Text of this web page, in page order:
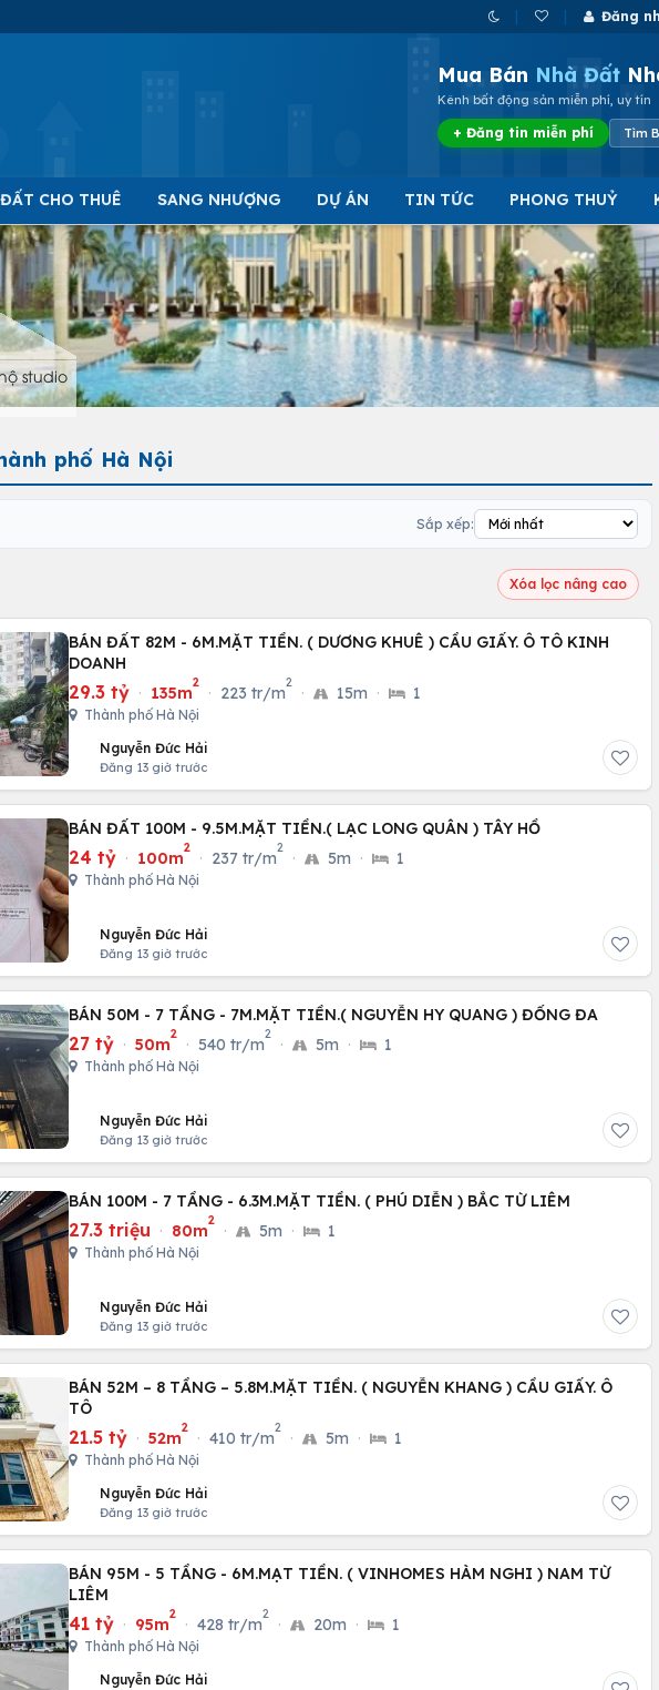
Đăng
Mua Bán Nhà Đất
Kênh bất động sản miễn phí, uy tín
+ Đăng tin miễn phí Tìm
CHO THUÊ SANG NHƯỢNG DỰ ÁN TIN TỨC PHONG THUỶ
studio
phố Hà Nội
Sắp xếp:
Xóa lọc nâng cao
BÁN ĐẤT 82M - 6M.MẶT TIỀN. ( DƯƠNG KHUÊ ) CẦU GIẤY. Ô TÔ KINH
DOANH
29.3 tỷ · 135m
2
· 223 tr/m
2
· 15m · 1
Thành phố Hà Nội
Nguyễn Đức Hải
Đăng 13 giờ trước
BÁN ĐẤT 100M - 9.5M.MẶT TIỀN.( LẠC LONG QUÂN ) TÂY HỒ
24 tỷ · 100m
2
· 237 tr/m
2
· 5m · 1
Thành phố Hà Nội
Nguyễn Đức Hải
Đăng 13 giờ trước
BÁN 50M - 7 TẦNG - 7M.MẶT TIỀN.( NGUYỄN HY QUANG ) ĐỐNG ĐA
27 tỷ · 50m
2
· 540 tr/m
2
· 5m · 1
Thành phố Hà Nội
Nguyễn Đức Hải
Đăng 13 giờ trước
BÁN 100M - 7 TẦNG - 6.3M.MẶT TIỀN. ( PHÚ DIỄN ) BẮC TỪ LIÊM
27.3 triệu · 80m
2
· 5m · 1
Thành phố Hà Nội
Nguyễn Đức Hải
Đăng 13 giờ trước
BÁN 52M – 8 TẦNG – 5.8M.MẶT TIỀN. ( NGUYỄN KHANG ) CẦU GIẤY. Ô
TÔ
21.5 tỷ · 52m
2
· 410 tr/m
2
· 5m · 1
Thành phố Hà Nội
Nguyễn Đức Hải
Đăng 13 giờ trước
BÁN 95M - 5 TẦNG - 6M.MẠT TIỀN. ( VINHOMES HÀM NGHI ) NAM TỪ
LIÊM
41 tỷ · 95m
2
· 428 tr/m
2
· 20m · 1
Thành phố Hà Nội
Nguyễn Đức Hải